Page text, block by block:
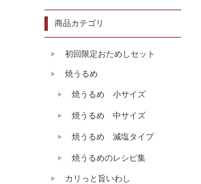
商品カテゴリ
初回限定おためしセット
焼うるめ
焼うるめ 小サイズ
焼うるめ 中サイズ
焼うるめ 減塩タイプ
焼うるめのレシピ集
カリっと旨いわし